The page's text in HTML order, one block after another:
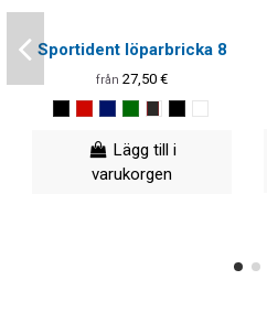
Sportident löparbricka 8
från27,50 €
Lägg till i
varukorgen